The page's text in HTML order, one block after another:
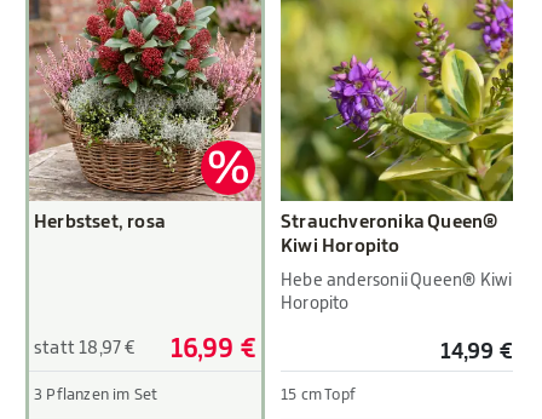
Herbstset, rosa
statt 18,97 € 16,99 €
3 Pflanzen im Set
Strauchveronika Queen®
Kiwi Horopito
Hebe andersonii Queen® Kiwi
Horopito
14,99 €
15 cm Topf